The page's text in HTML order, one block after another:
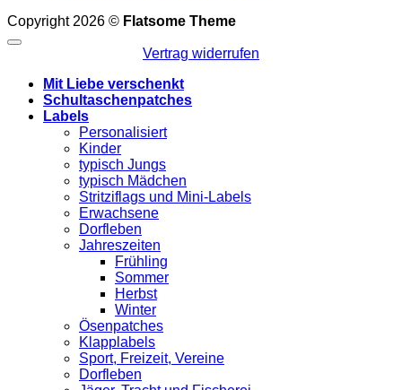
Copyright 2026 © Flatsome Theme
Vertrag widerrufen
Mit Liebe verschenkt
Schultaschenpatches
Labels
Personalisiert
Kinder
typisch Jungs
typisch Mädchen
Stritziflags und Mini-Labels
Erwachsene
Dorfleben
Jahreszeiten
Frühling
Sommer
Herbst
Winter
Ösenpatches
Klapplabels
Sport, Freizeit, Vereine
Dorfleben